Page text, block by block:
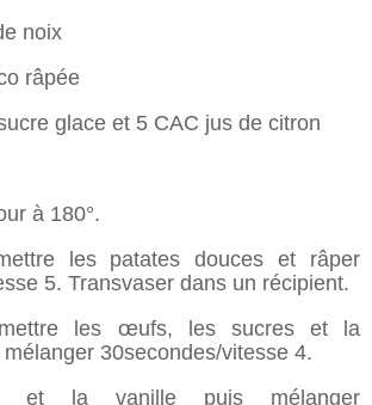
noix
râpée
glace et 5 CAC jus de citron
à 180°.
les patates douces et râper
5. Transvaser dans un récipient.
les œufs, les sucres et la
30secondes/vitesse 4.
et la vanille puis mélanger